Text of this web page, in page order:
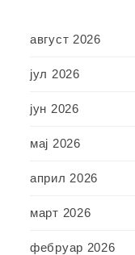
август 2026
јул 2026
јун 2026
мај 2026
април 2026
март 2026
фебруар 2026